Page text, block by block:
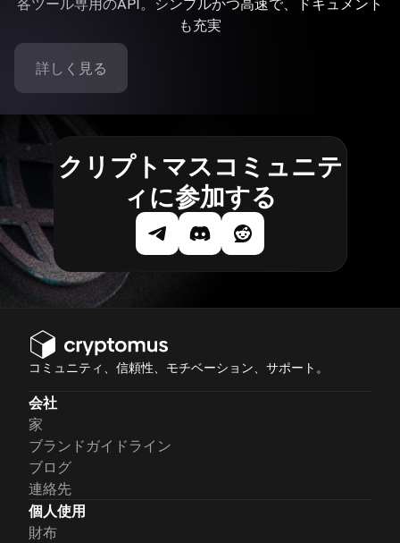
各ツール専用のAPI。シンプルかつ高速で、ドキュメント
も充実
詳しく見る
クリプトマスコミュニテ
ィに参加する
コミュニティ、信頼性、モチベーション、サポート。
会社
家
ブランドガイドライン
ブログ
連絡先
個人使用
財布